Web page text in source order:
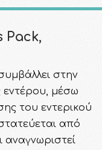
Pack,
στην
μέσω
του εντερικού
από
αναγνωριστεί